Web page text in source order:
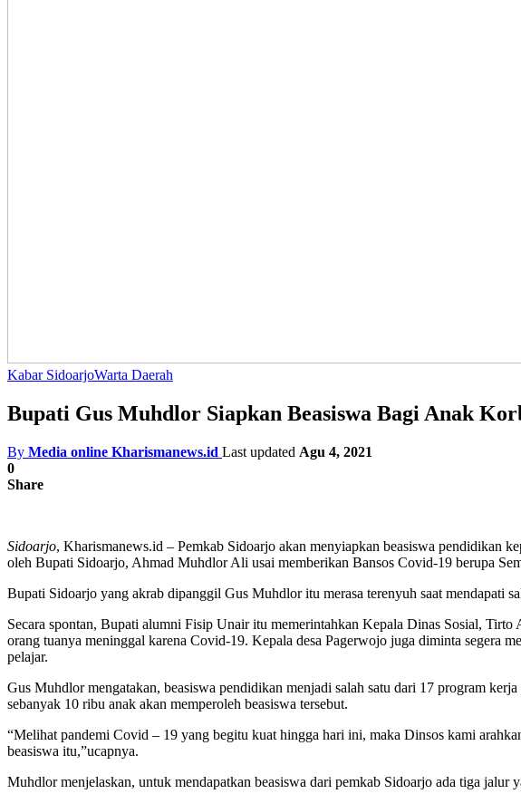
Kabar SidoarjoWarta Daerah
Bupati Gus Muhdlor Siapkan Beasiswa Bagi Anak
By Media online Kharismanews.id Last updated Agu 4, 2021
0
Share
Sidoarjo, Kharismanews.id – Pemkab Sidoarjo akan menyiapkan beasiswa pendidikan
oleh Bupati Sidoarjo, Ahmad Muhdlor Ali usai memberikan Bansos Covid-19 berupa
Bupati Sidoarjo yang akrab dipanggil Gus Muhdlor itu merasa terenyuh saat mendapati
Secara spontan, Bupati alumni Fisip Unair itu memerintahkan Kepala Dinas Sosial,
orang tuanya meninggal karena Covid-19. Kepala desa Pagerwojo juga diminta segera
pelajar.
Gus Muhdlor mengatakan, beasiswa pendidikan menjadi salah satu dari 17 program
sebanyak 10 ribu anak akan memperoleh beasiswa tersebut.
“Melihat pandemi Covid – 19 yang begitu kuat hingga hari ini, maka Dinsos kami
beasiswa itu,”ucapnya.
Muhdlor menjelaskan, untuk mendapatkan beasiswa dari pemkab Sidoarjo ada tiga